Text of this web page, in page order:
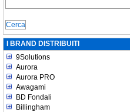
I BRAND DISTRIBUITI
9Solutions
Aurora
Aurora PRO
Awagami
BD Fondali
Billingham